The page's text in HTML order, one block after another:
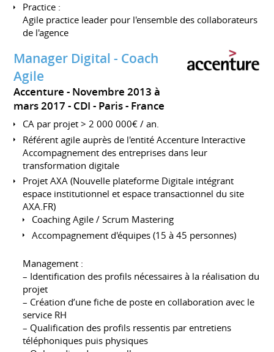
Practice :
Agile practice leader pour l'ensemble des collaborateurs
de l'agence
Manager Digital - Coach
Agile
Accenture
Novembre 2013 à
mars 2017 CDI Paris France
CA par projet > 2 000 000€ / an.
Référent agile auprès de l'entité Accenture Interactive
Accompagnement des entreprises dans leur
transformation digitale
Projet AXA (Nouvelle plateforme Digitale intégrant
espace institutionnel et espace transactionnel du site
AXA.FR)
Coaching Agile / Scrum Mastering
Accompagnement d'équipes (15 à 45 personnes)
Management :
– Identification des profils nécessaires à la réalisation du
projet
– Création d’une fiche de poste en collaboration avec le
service RH
– Qualification des profils ressentis par entretiens
téléphoniques puis physiques